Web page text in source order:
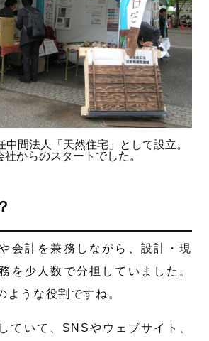
中間法人「天然住宅」として設立。
社からのスタートでした。
会計を兼務しながら、設計・現
を少人数で分担していました。
ような役割ですね。
ていて、SNSやウェブサイト、